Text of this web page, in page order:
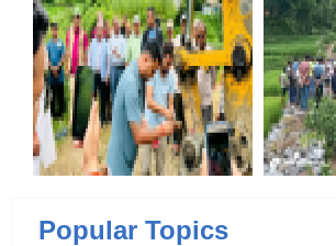
Popular Topics